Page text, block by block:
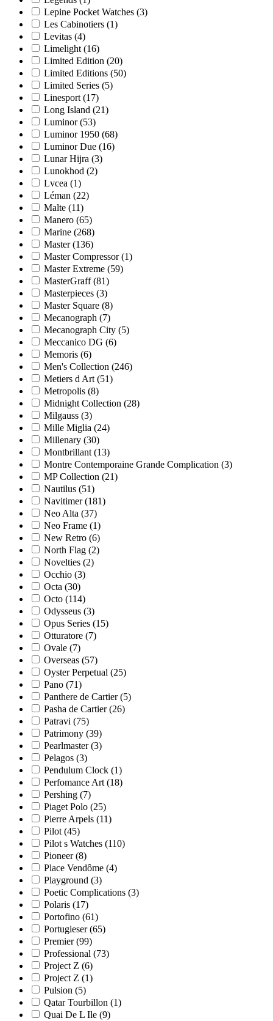
Lepine Pocket Watches (3)
Les Cabinotiers (1)
Levitas (4)
Limelight (16)
Limited Edition (20)
Limited Editions (50)
Limited Series (5)
Linesport (17)
Long Island (21)
Luminor (53)
Luminor 1950 (68)
Luminor Due (16)
Lunar Hijra (3)
Lunokhod (2)
Lvcea (1)
Léman (22)
Malte (11)
Manero (65)
Marine (268)
Master (136)
Master Compressor (1)
Master Extreme (59)
MasterGraff (81)
Masterpieces (3)
Master Square (8)
Mecanograph (7)
Mecanograph City (5)
Meccanico DG (6)
Memoris (6)
Men's Collection (246)
Metiers d Art (51)
Metropolis (8)
Midnight Collection (28)
Milgauss (3)
Mille Miglia (24)
Millenary (30)
Montbrillant (13)
Montre Contemporaine Grande Complication (3)
MP Collection (21)
Nautilus (51)
Navitimer (181)
Neo Alta (37)
Neo Frame (1)
New Retro (6)
North Flag (2)
Novelties (2)
Occhio (3)
Octa (30)
Octo (114)
Odysseus (3)
Opus Series (15)
Otturatore (7)
Ovale (7)
Overseas (57)
Oyster Perpetual (25)
Pano (71)
Panthere de Cartier (5)
Pasha de Cartier (26)
Patravi (75)
Patrimony (39)
Pearlmaster (3)
Pelagos (3)
Pendulum Clock (1)
Perfomance Art (18)
Pershing (7)
Piaget Polo (25)
Pierre Arpels (11)
Pilot (45)
Pilot s Watches (110)
Pioneer (8)
Place Vendôme (4)
Playground (3)
Poetic Complications (3)
Polaris (17)
Portofino (61)
Portugieser (65)
Premier (99)
Professional (73)
Project Z (6)
Project Z (1)
Pulsion (5)
Qatar Tourbillon (1)
Quai De L Ile (9)